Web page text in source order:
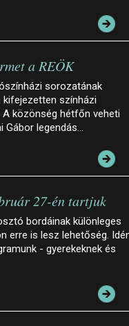
a REÖK
sorozatának
kifejezetten színházi
A közönség hétfőn veheti
Gábor legendás…
27-én tartjuk
bordáinak különleges
erre is lesz lehetőség.
- gyerekeknek és